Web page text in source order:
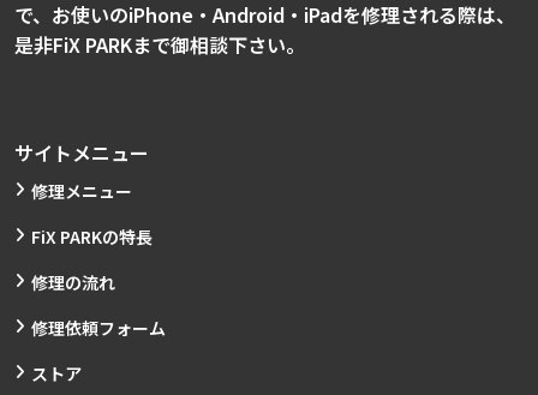
で、お使いのiPhone・Android・iPadを修理される際は、
是非FiX PARKまで御相談下さい。
サイトメニュー
修理メニュー
FiX PARKの特長
修理の流れ
修理依頼フォーム
ストア